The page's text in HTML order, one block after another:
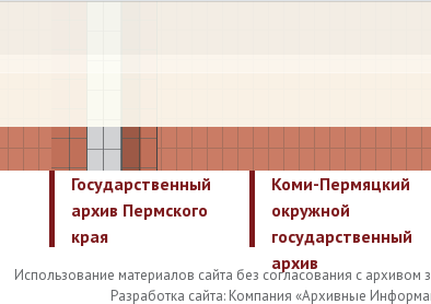
Государственный
архив Пермского
края
Коми-Пермяцкий
окружной
государственный
архив
Использование материалов сайта без согласования с
Разработка сайта: Компания «Архивные